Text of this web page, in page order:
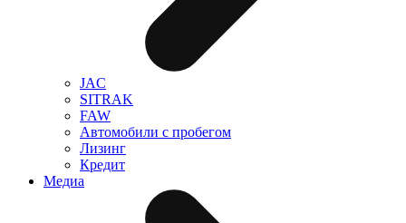
JAC
SITRAK
FAW
Автомобили с пробегом
Лизинг
Кредит
Медиа